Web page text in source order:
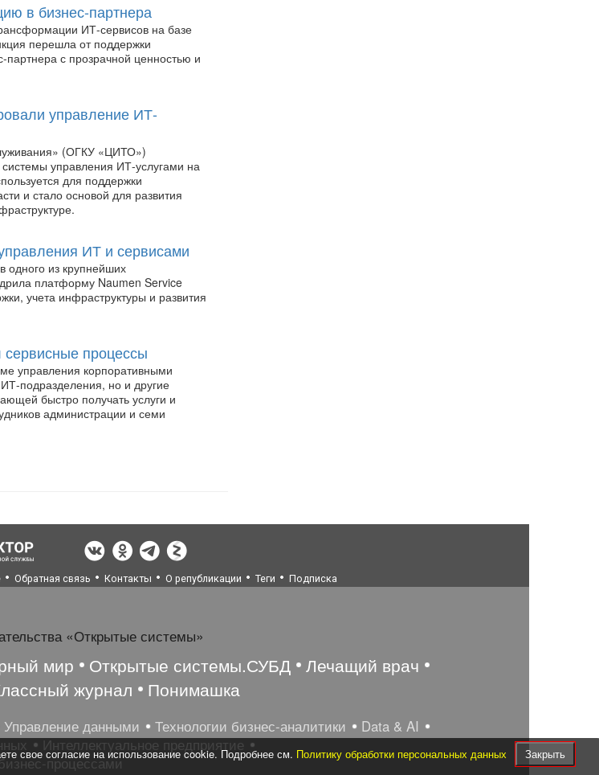
в бизнес-партнера
ИТ-сервисов на базе
перешла от поддержки
партнера с прозрачной ценностью и
управление ИТ-
(ОГКУ «ЦИТО»)
управления ИТ-услугами на
для поддержки
и стало основой для развития
ИТ и сервисами
одного из крупнейших
платформу Naumen Service
учета инфраструктуры и развития
сервисные процессы
управления корпоративными
подразделения, но и другие
быстро получать услуги и
администрации и семи
Обратная связь Контакты О републикации Теги Подписка
«Открытые системы»
мир Открытые системы.СУБД
Лечащий врач
журнал Понимашка
Управление данными Технологии бизнес-аналитики
Data & AI
Интеллектуальное предприятие
процессами
свое согласие на использование cookie. Подробнее см. Политику обработки персональных данных Закрыть